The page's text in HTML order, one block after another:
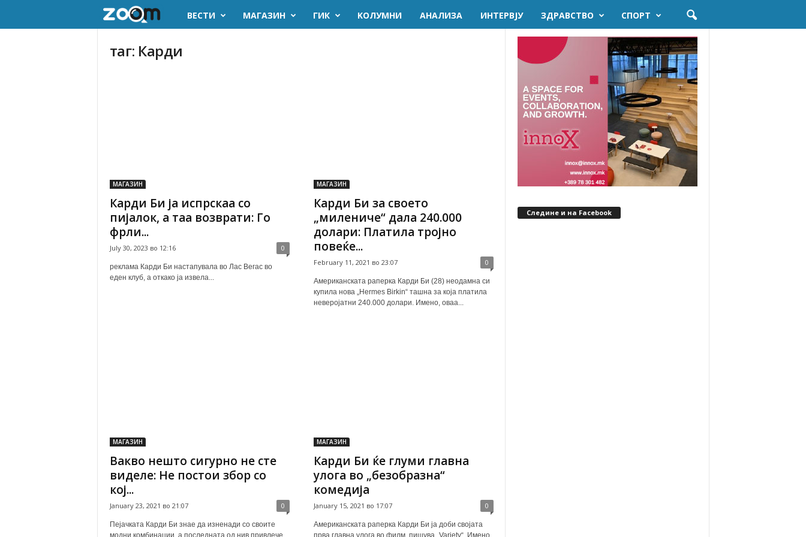
ВЕСТИ МАГАЗИН ГИК KОЛУМНИ AНАЛИЗА ИНТЕРВЈУ ЗДРАВСТВО СПОРТ
таг: Карди
МАГАЗИН
Карди Би ја испрскаа со
пијалок, а таа возврати: Го
фрли...
July 30, 2023 во 12:16 0
реклама Карди Би настапувала во Лас Вегас во
еден клуб, а откако ја извела...
МАГАЗИН
Карди Би за своето
„милениче“ дала 240.000
долари: Платила тројно
повеќе...
February 11, 2021 во 23:07 0
Американската раперка Карди Би (28) неодамна си
купила нова „Hermes Birkin“ ташна за која платила
неверојатни 240.000 долари. Имено, оваа...
МАГАЗИН
Вакво нешто сигурно не сте
виделе: Не постои збор со
кој...
January 23, 2021 во 21:07 0
Пејачката Карди Би знае да изненади со своите
модни комбинации, а последната од нив привлече
МАГАЗИН
Карди Би ќе глуми главна
улога во „безобразна“
комедија
January 15, 2021 во 17:07 0
Aмериканската раперка Карди Би ја доби својата
прва главна улога во филм, пишува „Variety“. Имено,
Следине и на Facebook